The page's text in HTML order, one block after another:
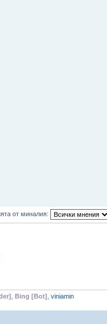
от миналия:
Bing [Bot] viniamin